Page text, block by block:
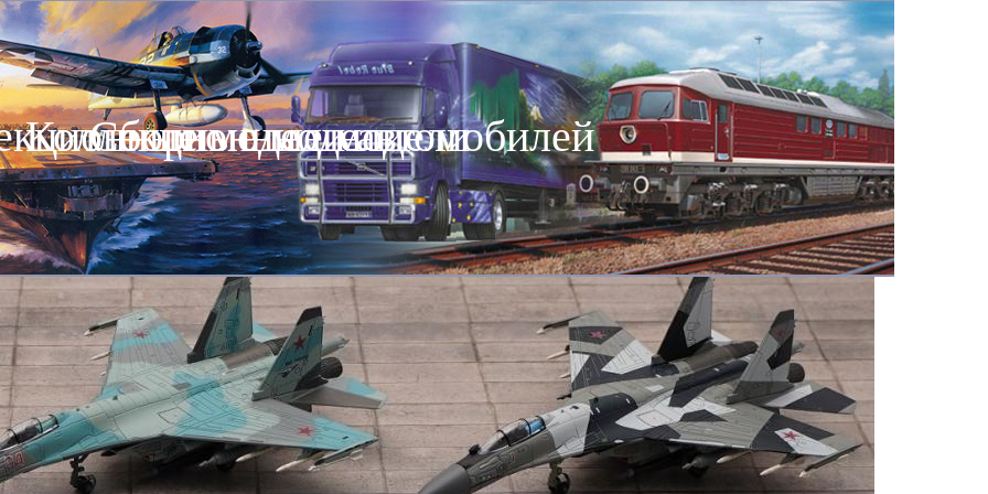
Сборные модели
модели автомобилей
Коллекционные модели